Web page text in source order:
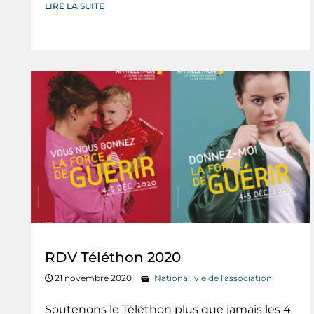
LIRE LA SUITE
RDV Téléthon 2020
21 novembre 2020 National, vie de l'association
Soutenons le Téléthon plus que jamais les 4